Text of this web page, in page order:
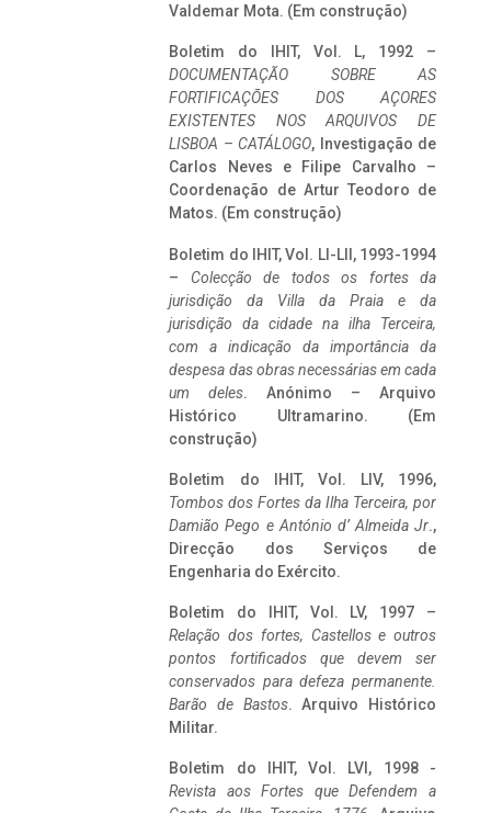
Valdemar Mota. (Em construção)
Boletim do IHIT, Vol. L, 1992 –
DOCUMENTAÇÃO SOBRE AS
FORTIFICAÇÕES DOS AÇORES
EXISTENTES NOS ARQUIVOS DE
LISBOA – CATÁLOGO, Investigação de
Carlos Neves e Filipe Carvalho –
Coordenação de Artur Teodoro de
Matos. (Em construção)
Boletim do IHIT, Vol. LI-LII, 1993-1994
– Colecção de todos os fortes da
jurisdição da Villa da Praia e da
jurisdição da cidade na ilha Terceira,
com a indicação da importância da
despesa das obras necessárias em cada
um deles. Anónimo – Arquivo
Histórico Ultramarino. (Em
construção)
Boletim do IHIT, Vol. LIV, 1996,
Tombos dos Fortes da Ilha Terceira, por
Damião Pego e António d’ Almeida Jr.,
Direcção dos Serviços de
Engenharia do Exército.
Boletim do IHIT, Vol. LV, 1997 –
Relação dos fortes, Castellos e outros
pontos fortificados que devem ser
conservados para defeza permanente.
Barão de Bastos. Arquivo Histórico
Militar.
Boletim do IHIT, Vol. LVI, 1998 -
Revista aos Fortes que Defendem a